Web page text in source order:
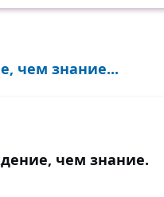
чем знание...
чем знание.